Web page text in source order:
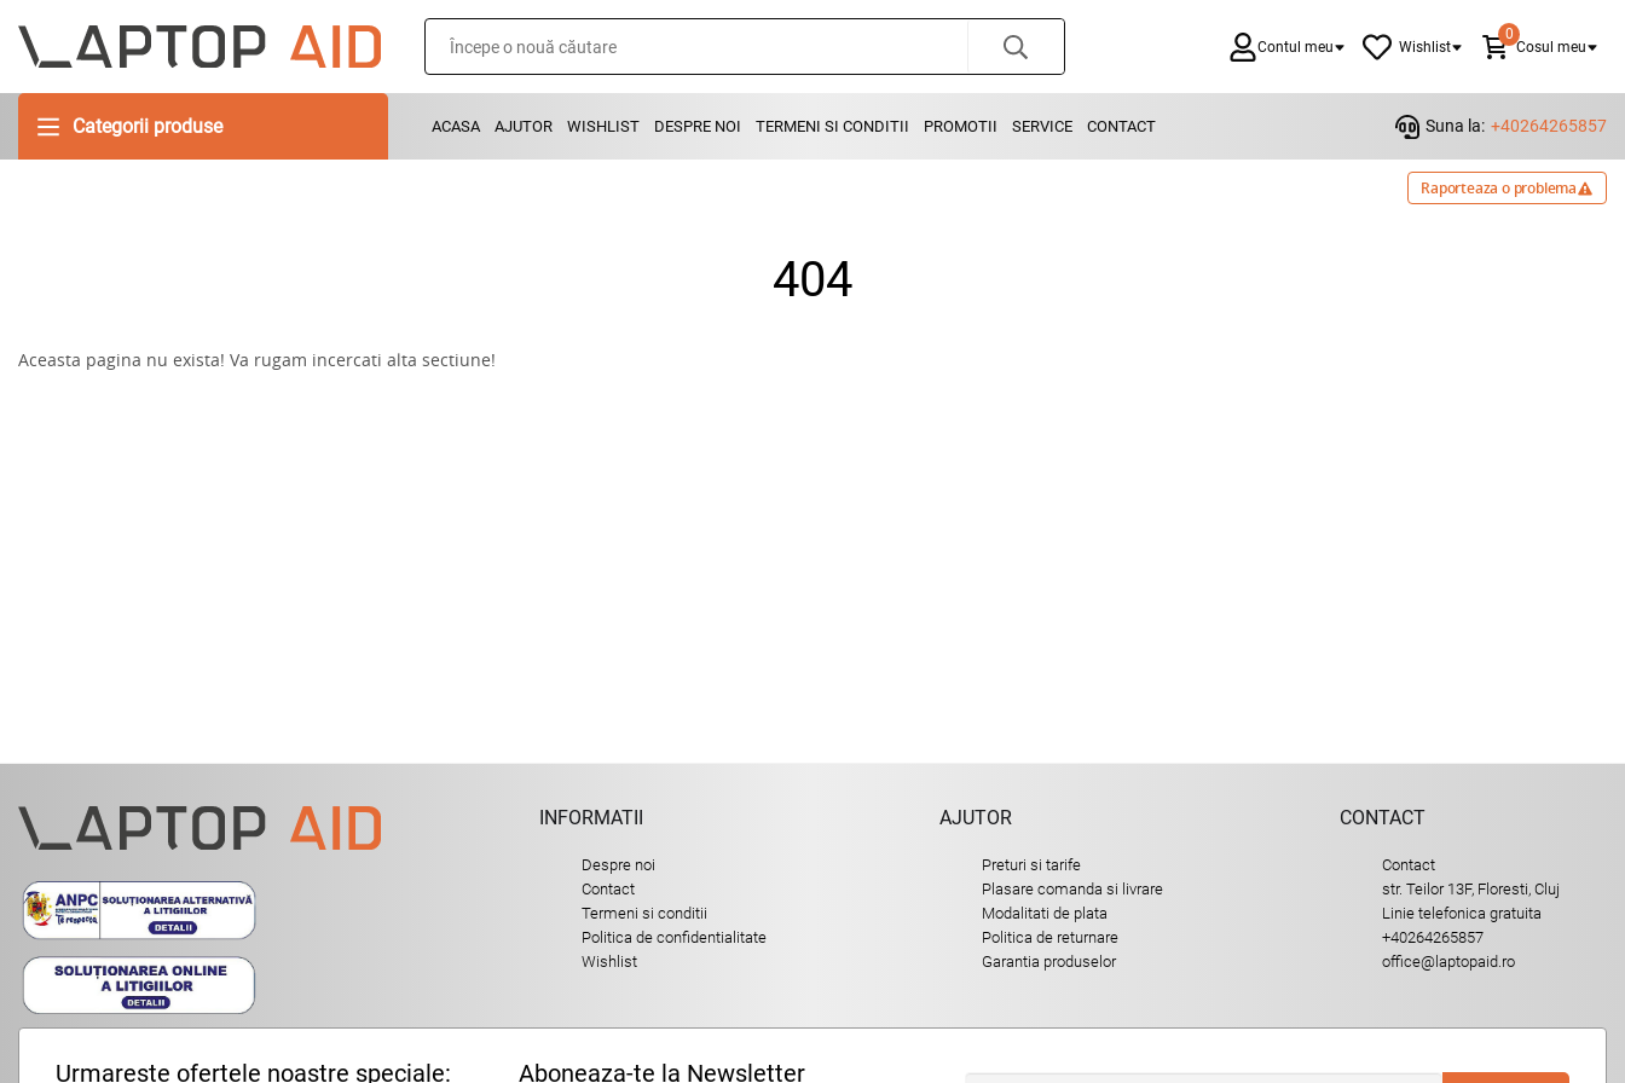
Contul meu Wishlist
0
Cosul meu
Categorii produse ACASA AJUTOR WISHLIST DESPRE NOI TERMENI SI CONDITII PROMOTII SERVICE CONTACT Suna la: +40264265857
Raporteaza o problema
404
Aceasta pagina nu exista! Va rugam incercati alta sectiune!
INFORMATII
Despre noi
Contact
Termeni si conditii
Politica de confidentialitate
Wishlist
AJUTOR
Preturi si tarife
Plasare comanda si livrare
Modalitati de plata
Politica de returnare
Garantia produselor
CONTACT
Contact
str. Teilor 13F, Floresti, Cluj
Linie telefonica gratuita
+40264265857
office@laptopaid.ro
Urmareste ofertele noastre speciale: Aboneaza-te la Newsletter